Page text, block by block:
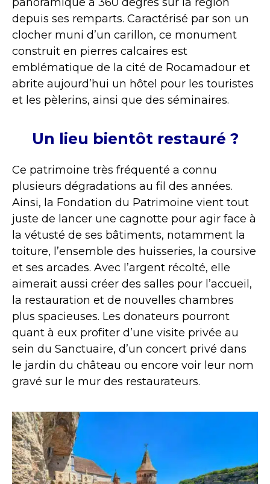
depuis ses remparts. Caractérisé par son un
clocher muni d’un carillon, ce monument
construit en pierres calcaires est
emblématique de la cité de Rocamadour et
abrite aujourd’hui un hôtel pour les touristes
et les pèlerins, ainsi que des séminaires.
Un lieu bientôt restauré ?
Ce patrimoine très fréquenté a connu
plusieurs dégradations au fil des années.
Ainsi, la Fondation du Patrimoine vient tout
juste de lancer une cagnotte pour agir face à
la vétusté de ses bâtiments, notamment la
toiture, l’ensemble des huisseries, la coursive
et ses arcades. Avec l’argent récolté, elle
aimerait aussi créer des salles pour l’accueil,
la restauration et de nouvelles chambres
plus spacieuses. Les donateurs pourront
quant à eux profiter d’une visite privée au
sein du Sanctuaire, d’un concert privé dans
le jardin du château ou encore voir leur nom
gravé sur le mur des restaurateurs.